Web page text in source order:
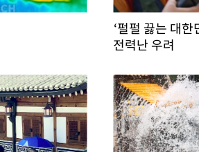
‘펄펄 끓는 대
전력난 우려